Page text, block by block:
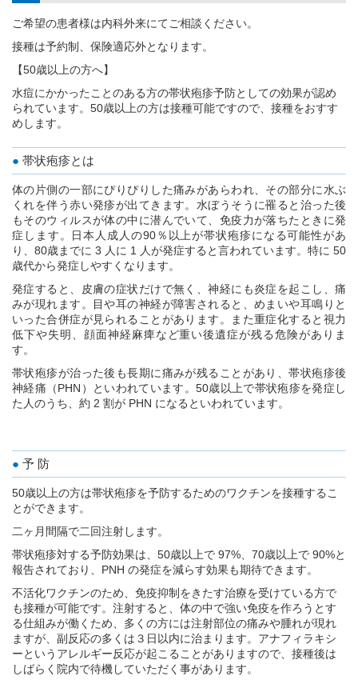
ご希望の患者様は内科外来にてご相談ください。
接種は予約制、保険適応外となります。
【50歳以上の方へ】
水痘にかかったことのある方の帯状疱疹予防としての効果が認め
られています。50歳以上の方は接種可能ですので、接種をおすす
めします。
帯状疱疹とは
体の片側の一部にぴりぴりした痛みがあらわれ、その部分に水ぶ
くれを伴う赤い発疹が出てきます。水ぼうそうに罹ると治った後
もそのウィルスが体の中に潜んでいて、免疫力が落ちたときに発
症します。日本人成人の90％以上が帯状疱疹になる可能性があ
り、80歳までに 3 人に 1 人が発症すると言われています。特に 50
歳代から発症しやすくなります。
発症すると、皮膚の症状だけで無く、神経にも炎症を起こし、痛
みが現れます。目や耳の神経が障害されると、めまいや耳鳴りと
いった合併症が見られることがあります。また重症化すると視力
低下や失明、顔面神経麻痺など重い後遺症が残る危険がありま
す。
帯状疱疹が治った後も長期に痛みが残ることがあり、帯状疱疹後
神経痛（PHN）といわれています。50歳以上で帯状疱疹を発症し
た人のうち、約 2 割が PHN になるといわれています。
予 防
50歳以上の方は帯状疱疹を予防するためのワクチンを接種するこ
とができます。
二ヶ月間隔で二回注射します。
帯状疱疹対する予防効果は、50歳以上で 97%、70歳以上で 90%と
報告されており、PNH の発症を減らす効果も期待できます。
不活化ワクチンのため、免疫抑制をきたす治療を受けている方で
も接種が可能です。注射すると、体の中で強い免疫を作ろうとす
る仕組みが働くため、多くの方には注射部位の痛みや腫れが現れ
ますが、副反応の多くは３日以内に治まります。アナフィラキシ
ーというアレルギー反応が起こることがありますので、接種後は
しばらく院内で待機していただく事があります。